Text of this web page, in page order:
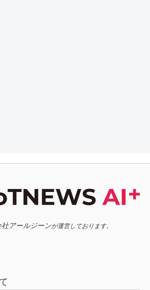
アールジーンが運営しております。